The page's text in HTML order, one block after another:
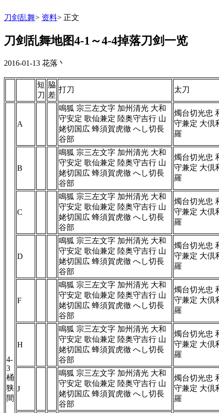
刀剑乱舞> 资料> 正文
刀剑乱舞地图4-1～4-4掉落刀剑一览
2016-01-13 花落丶
短
刀
脇
差
打刀 太刀
4-
3
桶
狭
間
A
鳴狐 宗三左文字 加州清光 大和
守安定 歌仙兼定 陸奥守吉行 山
姥切国広 蜂須賀虎徹 へし切長
谷部
燭台切光忠
守兼定 大倶
羅
B
鳴狐 宗三左文字 加州清光 大和
守安定 歌仙兼定 陸奥守吉行 山
姥切国広 蜂須賀虎徹 へし切長
谷部
燭台切光忠
守兼定 大倶
羅
C
鳴狐 宗三左文字 加州清光 大和
守安定 歌仙兼定 陸奥守吉行 山
姥切国広 蜂須賀虎徹 へし切長
谷部
燭台切光忠
守兼定 大倶
羅
D
鳴狐 宗三左文字 加州清光 大和
守安定 歌仙兼定 陸奥守吉行 山
姥切国広 蜂須賀虎徹 へし切長
谷部
燭台切光忠
守兼定 大倶
羅
F
鳴狐 宗三左文字 加州清光 大和
守安定 歌仙兼定 陸奥守吉行 山
姥切国広 蜂須賀虎徹 へし切長
谷部
燭台切光忠
守兼定 大倶
羅
H
鳴狐 宗三左文字 加州清光 大和
守安定 歌仙兼定 陸奥守吉行 山
姥切国広 蜂須賀虎徹 へし切長
谷部
燭台切光忠
守兼定 大倶
羅
J
鳴狐 宗三左文字 加州清光 大和
守安定 歌仙兼定 陸奥守吉行 山
姥切国広 蜂須賀虎徹 へし切長
谷部
燭台切光忠
守兼定 大倶
羅